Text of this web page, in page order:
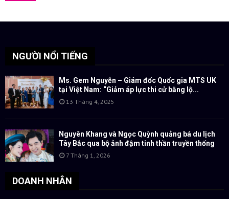
NGƯỜI NỔI TIẾNG
Ms. Gem Nguyễn – Giám đốc Quốc gia MTS UK
tại Việt Nam: “Giảm áp lực thi cử bằng lộ...
13 Tháng 4, 2025
Nguyên Khang và Ngọc Quỳnh quảng bá du lịch
Tây Bắc qua bộ ảnh đậm tinh thần truyền thống
7 Tháng 1, 2026
DOANH NHÂN